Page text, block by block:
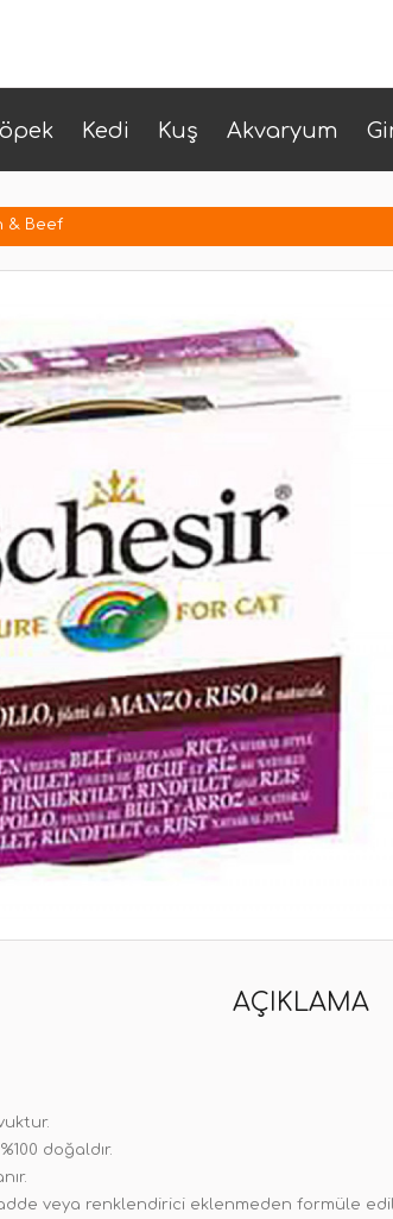
Kedi Kuş Akvaryum
& Beef
AÇIKLAMA
doğaldır.
veya renklendirici eklenmeden formüle